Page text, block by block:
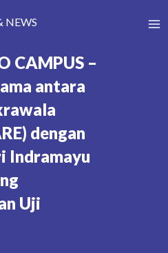
NEWS
CAMPUS –
antara
dengan
Indramayu
Uji